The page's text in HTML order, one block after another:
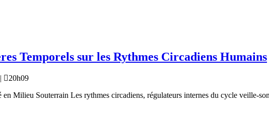
Temporels sur les Rythmes Circadiens Humains
|
20h09
Milieu Souterrain Les rythmes circadiens, régulateurs internes du cycle veille-